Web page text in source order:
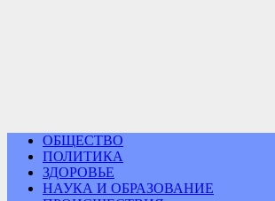
ОБЩЕСТВО
ПОЛИТИКА
ЗДОРОВЬЕ
НАУКА И ОБРАЗОВАНИЕ